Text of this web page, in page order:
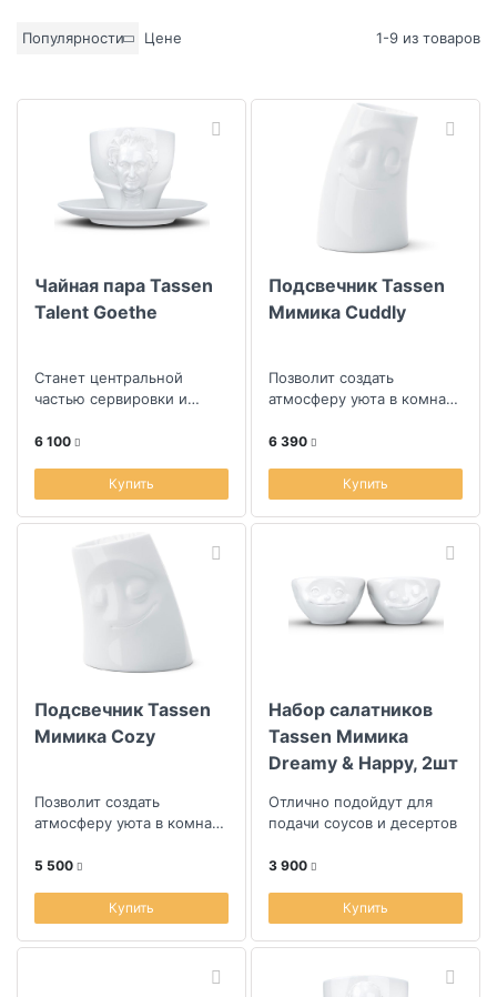
Популярности Цене 1-9 из товаров
Чайная пара Tassen
Talent Goethe
Станет центральной
частью сервировки и
6 100
Купить
Подсвечник Tassen
Мимика Cuddly
Позволит создать
атмосферу уюта в комнате
6 390
Купить
Подсвечник Tassen
Мимика Cozy
Позволит создать
атмосферу уюта в комнате
5 500
Купить
Набор салатников
Tassen Мимика
Dreamy & Happy, 2шт
Отлично подойдут для
подачи соусов и десертов
3 900
Купить